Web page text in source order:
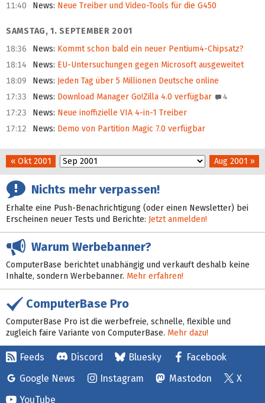
11:40
News: Neue Treiber und Video-Tools für die G450
SAMSTAG, 1. SEPTEMBER 2001
18:36
News: Kommt schon bald ein neuer Pentium4-Chipsatz?
18:14
News: EU-Untersuchungen gegen Microsoft ausgeweitet
18:09
News: Jeden Tag über 5 Millionen Deutsche online
17:33
News: Download Manager Go!Zilla 4.0 verfügbar 4
17:23 News: Neue inoffizielle VIA 4-in-1 Treiber
17:12
News: Demo von Partition Magic 7.0 verfügbar
« Okt 2001 Aug 2001 »
Nichts mehr verpassen!
Erhalte eine Push-Benachrichtigung (oder einen Newsletter) bei
Erscheinen neuer Tests und Berichte: Jetzt anmelden!
Warum Werbebanner?
ComputerBase berichtet unabhängig und verkauft deshalb keine
Inhalte, sondern Werbebanner. Mehr erfahren!
ComputerBase Pro
ComputerBase Pro ist die werbefreie, schnelle, flexible und
zugleich faire Variante von ComputerBase. Mehr dazu!
Feeds Discord Bluesky
Facebook
Google News
Instagram Mastodon
X
YouTube